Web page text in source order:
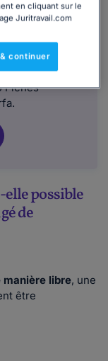
et
2 Modèles
Fiches
possible
de
manière libre, une
être
en cliquant sur le
Juritravail.com
continuer